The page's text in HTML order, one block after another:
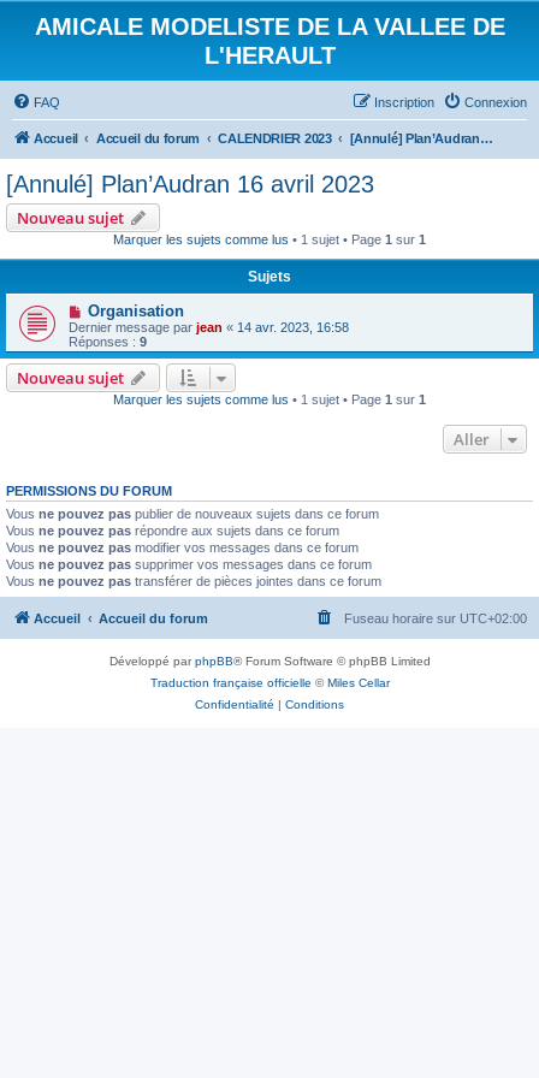
AMICALE MODELISTE DE LA VALLEE DE
L'HERAULT
FAQ Connexion
Inscription
Accueil Accueil du forum CALENDRIER 2023 [Annulé] Plan’Audran 16 avril 2023
[Annulé] Plan’Audran 16 avril 2023
Nouveau sujet
Marquer les sujets comme lus • 1 sujet • Page 1 sur 1
Sujets
Organisation
Dernier message par jean « 14 avr. 2023, 16:58
Réponses : 9
Nouveau sujet
Marquer les sujets comme lus • 1 sujet • Page 1 sur 1
Aller
PERMISSIONS DU FORUM
Vous ne pouvez pas publier de nouveaux sujets dans ce forum
Vous ne pouvez pas répondre aux sujets dans ce forum
Vous ne pouvez pas modifier vos messages dans ce forum
Vous ne pouvez pas supprimer vos messages dans ce forum
Vous ne pouvez pas transférer de pièces jointes dans ce forum
Accueil Accueil du forum Fuseau horaire sur UTC+02:00
Développé parphpBB® Forum Software © phpBB Limited
Traduction française officielle ©Miles Cellar
Confidentialité | Conditions